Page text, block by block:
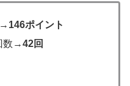
146ポイント
数→42回